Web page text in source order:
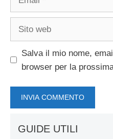
Sito
Salva il mio nome,
browser per la
GUIDE UTILI